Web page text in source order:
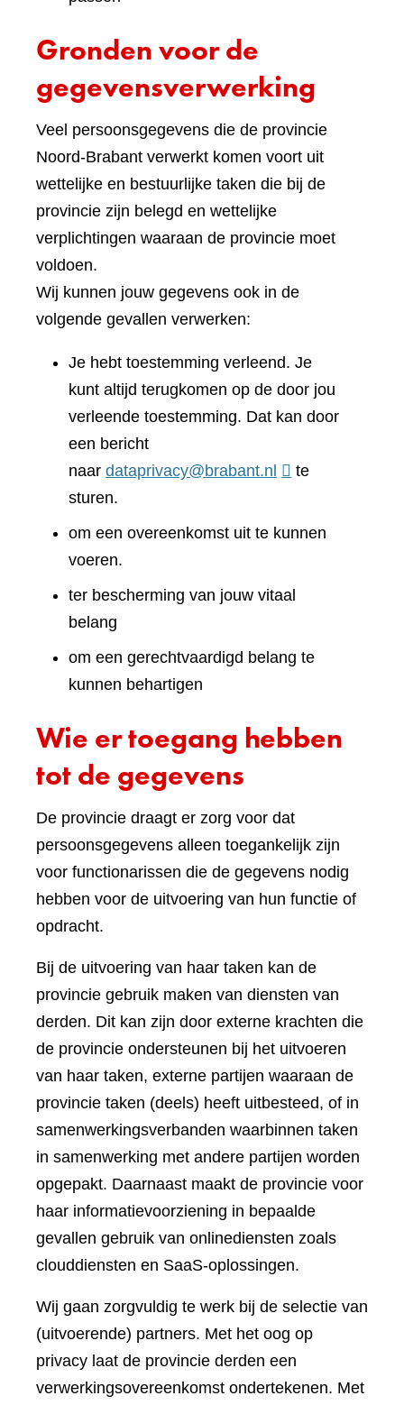
Gronden voor de
gegevensverwerking
Veel persoonsgegevens die de provincie
Noord-Brabant verwerkt komen voort uit
wettelijke en bestuurlijke taken die bij de
provincie zijn belegd en wettelijke
verplichtingen waaraan de provincie moet
voldoen.
Wij kunnen jouw gegevens ook in de
volgende gevallen verwerken:
Je hebt toestemming verleend. Je
kunt altijd terugkomen op de door jou
verleende toestemming. Dat kan door
een bericht
naar dataprivacy@brabant.nl
te
sturen.
om een overeenkomst uit te kunnen
voeren.
ter bescherming van jouw vitaal
belang
om een gerechtvaardigd belang te
kunnen behartigen
Wie er toegang hebben
tot de gegevens
De provincie draagt er zorg voor dat
persoonsgegevens alleen toegankelijk zijn
voor functionarissen die de gegevens nodig
hebben voor de uitvoering van hun functie of
opdracht.
Bij de uitvoering van haar taken kan de
provincie gebruik maken van diensten van
derden. Dit kan zijn door externe krachten die
de provincie ondersteunen bij het uitvoeren
van haar taken, externe partijen waaraan de
provincie taken (deels) heeft uitbesteed, of in
samenwerkingsverbanden waarbinnen taken
in samenwerking met andere partijen worden
opgepakt. Daarnaast maakt de provincie voor
haar informatievoorziening in bepaalde
gevallen gebruik van onlinediensten zoals
clouddiensten en SaaS-oplossingen.
Wij gaan zorgvuldig te werk bij de selectie van
(uitvoerende) partners. Met het oog op
privacy laat de provincie derden een
verwerkingsovereenkomst ondertekenen. Met